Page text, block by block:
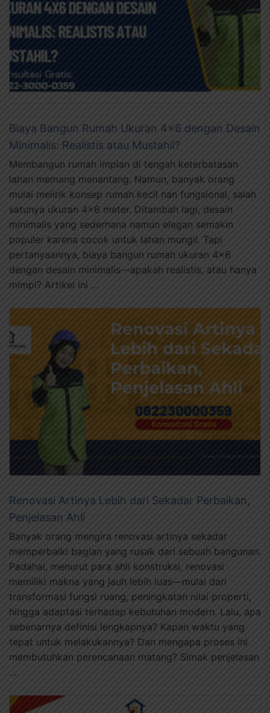
Biaya Bangun Rumah Ukuran 4×6 dengan Desain
Minimalis: Realistis atau Mustahil?
Membangun rumah impian di tengah keterbatasan
lahan memang menantang. Namun, banyak orang
mulai melirik konsep rumah kecil nan fungsional, salah
satunya ukuran 4×6 meter. Ditambah lagi, desain
minimalis yang sederhana namun elegan semakin
populer karena cocok untuk lahan mungil. Tapi
pertanyaannya, biaya bangun rumah ukuran 4×6
dengan desain minimalis—apakah realistis, atau hanya
mimpi? Artikel ini …
Renovasi Artinya Lebih dari Sekadar Perbaikan,
Penjelasan Ahli
Banyak orang mengira renovasi artinya sekadar
memperbaiki bagian yang rusak dari sebuah bangunan.
Padahal, menurut para ahli konstruksi, renovasi
memiliki makna yang jauh lebih luas—mulai dari
transformasi fungsi ruang, peningkatan nilai properti,
hingga adaptasi terhadap kebutuhan modern. Lalu, apa
sebenarnya definisi lengkapnya? Kapan waktu yang
tepat untuk melakukannya? Dan mengapa proses ini
membutuhkan perencanaan matang? Simak penjelasan
…